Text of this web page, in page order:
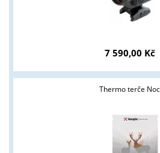
7 590,00 Kč
Thermo terče
Tyto stránky jsou určeny pouze
podmínky?
ANO NE